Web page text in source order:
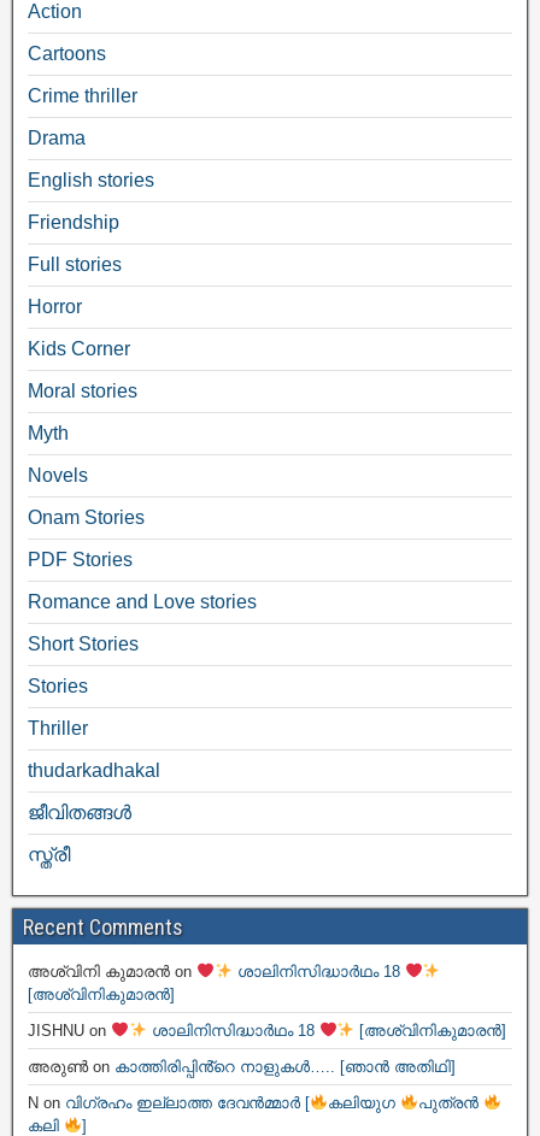
Action
Cartoons
Crime thriller
Drama
English stories
Friendship
Full stories
Horror
Kids Corner
Moral stories
Myth
Novels
Onam Stories
PDF Stories
Romance and Love stories
Short Stories
Stories
Thriller
thudarkadhakal
ജീവിതങ്ങള്‍
സ്ത്രീ
Recent Comments
അശ്വിനി കുമാരൻ on
ശാലിനിസിദ്ധാർഥം 18
[അശ്വിനികുമാരൻ]
JISHNU on ശാലിനിസിദ്ധാർഥം 18
[അശ്വിനികുമാരൻ]
അരുൺon കാത്തിരിപ്പിൻ്റെ നാളുകൾ….. [ഞാൻ അതിഥി]
N on വിഗ്രഹം ഇല്ലാത്ത ദേവൻമ്മാർ [ കലിയുഗ
പുത്രൻ
കലി
]